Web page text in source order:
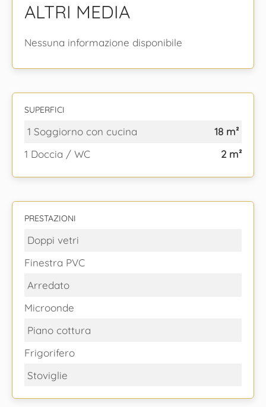
ALTRI MEDIA
Nessuna informazione disponibile
SUPERFICI
1 Soggiorno con cucina
18 m²
1 Doccia / WC
2 m²
PRESTAZIONI
Doppi vetri
Finestra PVC
Arredato
Microonde
Piano cottura
Frigorifero
Stoviglie